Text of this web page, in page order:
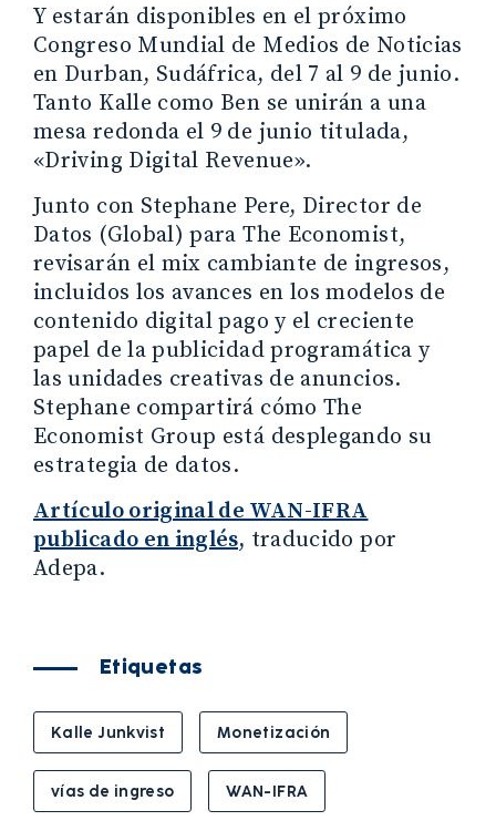
Y estarán disponibles en el próximo
Congreso Mundial de Medios de Noticias
en Durban, Sudáfrica, del 7 al 9 de junio.
Tanto Kalle como Ben se unirán a una
mesa redonda el 9 de junio titulada,
«Driving Digital Revenue».
Junto con Stephane Pere, Director de
Datos (Global) para The Economist,
revisarán el mix cambiante de ingresos,
incluidos los avances en los modelos de
contenido digital pago y el creciente
papel de la publicidad programática y
las unidades creativas de anuncios.
Stephane compartirá cómo The
Economist Group está desplegando su
estrategia de datos.
Artículo original de WAN-IFRA
publicado en inglés, traducido por
Adepa.
Etiquetas
Kalle Junkvist Monetización
vías de ingreso WAN-IFRA